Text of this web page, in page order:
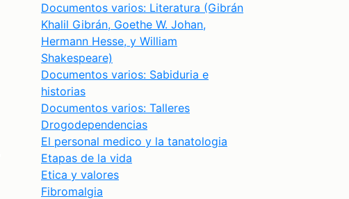
Documentos varios: Literatura (Gibrán
Khalil Gibrán, Goethe W. Johan,
Hermann Hesse, y William
Shakespeare)
Documentos varios: Sabiduria e
historias
Documentos varios: Talleres
Drogodependencias
El personal medico y la tanatologia
Etapas de la vida
Etica y valores
Fibromalgia